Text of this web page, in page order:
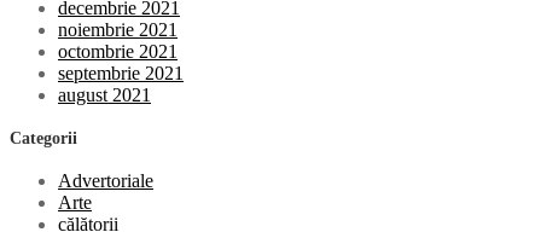
decembrie 2021
noiembrie 2021
octombrie 2021
septembrie 2021
august 2021
Categorii
Advertoriale
Arte
călătorii